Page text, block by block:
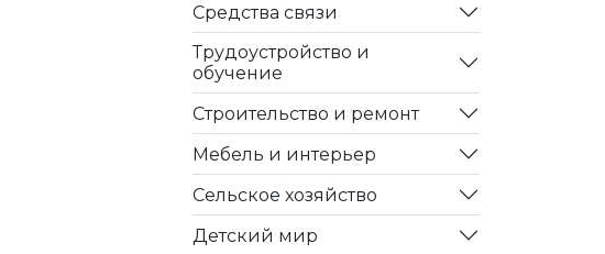
Средства связи
Трудоустройство и
обучение
Строительство и ремонт
Мебель и интерьер
Сельское хозяйство
Детский мир